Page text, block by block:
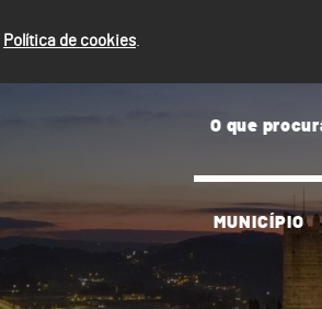
Política de cookies.
MUNICÍPIO